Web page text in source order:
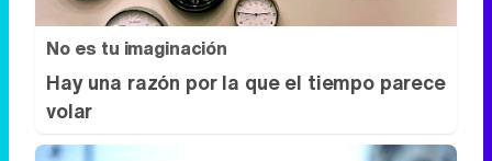
No es tu imaginación
Hay una razón por la que el tiempo parece
volar